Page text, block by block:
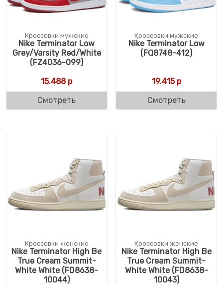
Кроссовки мужские
Nike Terminator Low
Grey/Varsity Red/White
(FZ4036-099)
15.488р
Смотреть
Кроссовки мужские
Nike Terminator Low
(FQ8748-412)
19.415р
Смотреть
Кроссовки женские
Nike Terminator High Be
True Cream Summit-
White White (FD8638-
10044)
Кроссовки женские
Nike Terminator High Be
True Cream Summit-
White White (FD8638-
10043)